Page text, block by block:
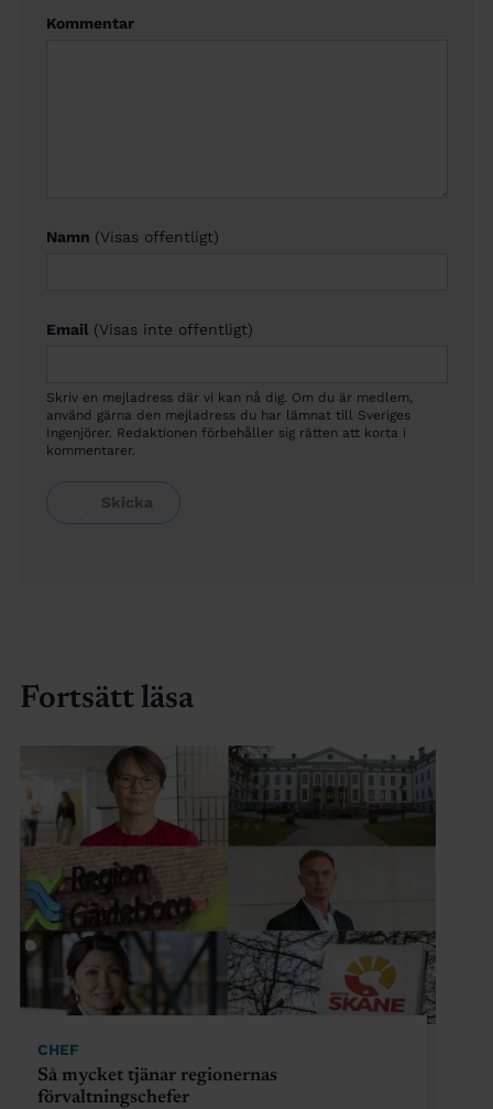
Kommentar
Namn (Visas offentligt)
Email (Visas inte offentligt)
Skriv en mejladress där vi kan nå dig. Om du är medlem,
använd gärna den mejladress du har lämnat till Sveriges
Ingenjörer. Redaktionen förbehåller sig rätten att korta i
kommentarer.
Fortsätt läsa
CHEF
Så mycket tjänar regionernas
förvaltningschefer